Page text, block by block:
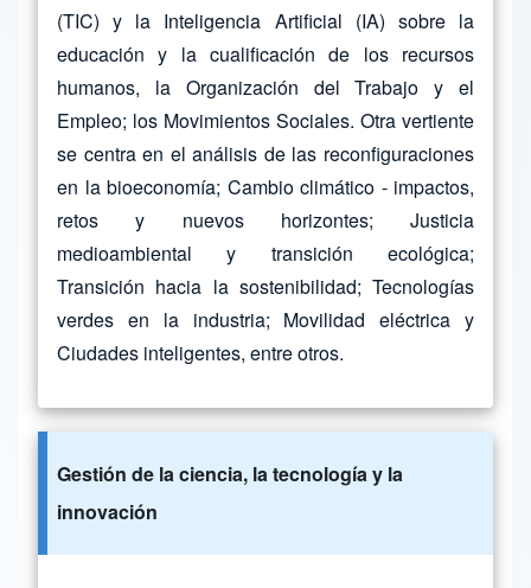
(TIC) y la Inteligencia Artificial (IA) sobre la
educación y la cualificación de los recursos
humanos, la Organización del Trabajo y el
Empleo; los Movimientos Sociales. Otra vertiente
se centra en el análisis de las reconfiguraciones
en la bioeconomía; Cambio climático - impactos,
retos y nuevos horizontes; Justicia
medioambiental y transición ecológica;
Transición hacia la sostenibilidad; Tecnologías
verdes en la industria; Movilidad eléctrica y
Ciudades inteligentes, entre otros.
Gestión de la ciencia, la tecnología y la
innovación